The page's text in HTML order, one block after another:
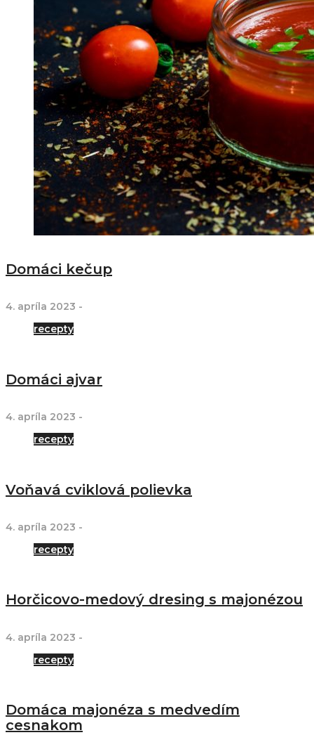
Domáci kečup
4. apríla 2023 -
recepty
Domáci ajvar
4. apríla 2023 -
recepty
Voňavá cviklová polievka
4. apríla 2023 -
recepty
Horčicovo-medový dresing s majonézou
4. apríla 2023 -
recepty
Domáca majonéza s medvedím
cesnakom